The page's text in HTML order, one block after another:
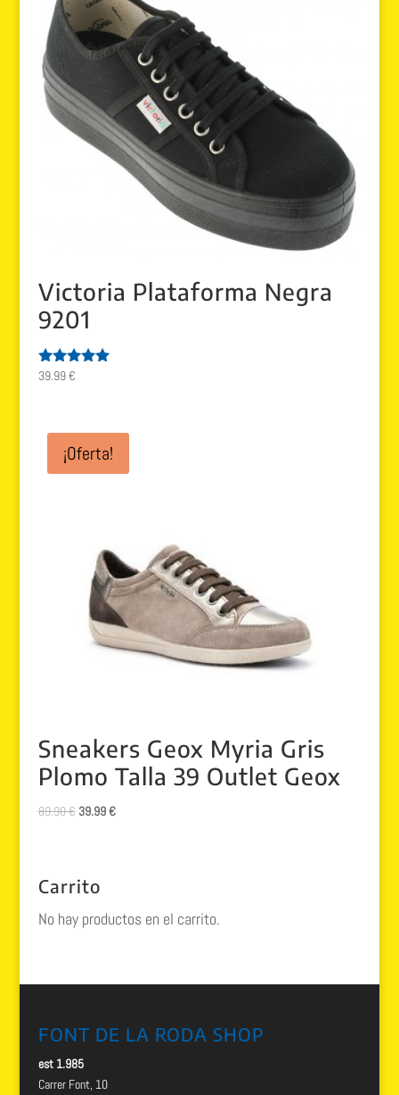
Victoria Plataforma Negra
9201
Valorado
39.99€
¡Oferta!
Sneakers Geox Myria Gris
Plomo Talla 39 Outlet Geox
89.90€ El
89.90 €.
39.99€El
Carrito
No hay productos en el carrito.
FONT DE LA RODA SHOP
est 1.985
Carrer Font, 10